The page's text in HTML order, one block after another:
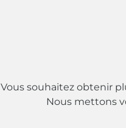
Vous souhaitez obtenir
Nous mettons